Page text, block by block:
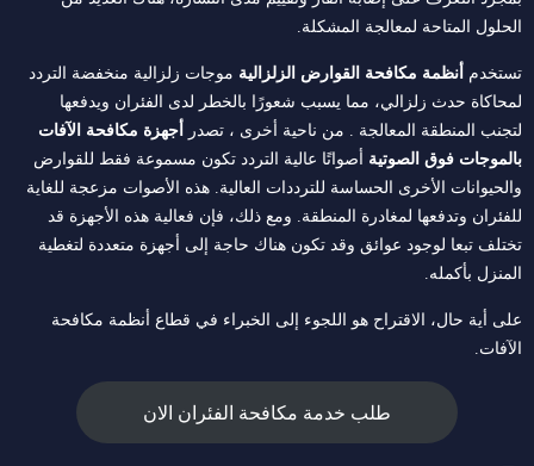
الحلول المتاحة لمعالجة المشكلة.
تستخدم أنظمة مكافحة القوارض الزلزالية موجات زلزالية منخفضة التردد
لمحاكاة حدث زلزالي، مما يسبب شعورًا بالخطر لدى الفئران ويدفعها
لتجنب المنطقة المعالجة . من ناحية أخرى ، تصدر
أجهزة مكافحة الآفات
بالموجات فوق الصوتية أصواتًا عالية التردد تكون مسموعة فقط للقوارض
والحيوانات الأخرى الحساسة للترددات العالية. هذه الأصوات مزعجة للغاية
للفئران وتدفعها لمغادرة المنطقة. ومع ذلك، فإن فعالية هذه الأجهزة قد
تختلف تبعا لوجود عوائق وقد تكون هناك حاجة إلى أجهزة متعددة لتغطية
المنزل بأكمله.
على أية حال، الاقتراح هو اللجوء إلى الخبراء في قطاع أنظمة مكافحة
الآفات.
طلب خدمة مكافحة الفئران الان